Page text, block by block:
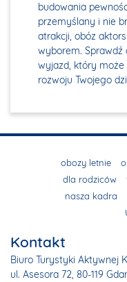
budowania
przemyślany i nie
atrakcji, obóz
wyborem.
wyjazd, który
rozwoju Twojego
obozy letnie
dla rodziców
nasza kadra
Kontakt
Biuro Turystyki Aktywnej
ul. Asesora 72, 80-119